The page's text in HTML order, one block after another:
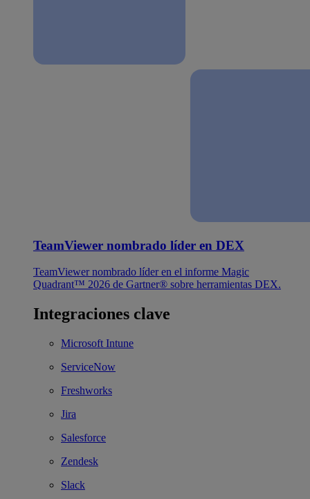
TeamViewer nombrado líder en DEX
TeamViewer nombrado líder en el informe Magic
Quadrant™ 2026 de Gartner® sobre herramientas DEX.
Integraciones clave
Microsoft Intune
ServiceNow
Freshworks
Jira
Salesforce
Zendesk
Slack